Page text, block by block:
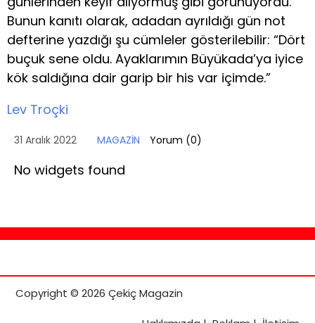
Bunun kanıtı olarak, adadan ayrıldığı gün not
defterine yazdığı şu cümleler gösterilebilir: “Dört
buçuk sene oldu. Ayaklarımın Büyükada’ya iyice
kök saldığına dair garip bir his var içimde.”
Lev Troçki
31 Aralık 2022 MAGAZİN Yorum (0)
No widgets found
Copyright © 2026 Çekiç Magazin